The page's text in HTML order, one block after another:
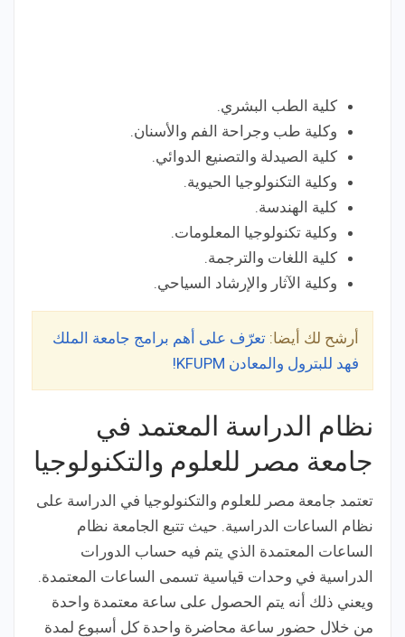
كلية الطب البشري.
وكلية طب وجراحة الفم والأسنان.
كلية الصيدلة والتصنيع الدوائي.
وكلية التكنولوجيا الحيوية.
كلية الهندسة.
وكلية تكنولوجيا المعلومات.
كلية اللغات والترجمة.
وكلية الآثار والإرشاد السياحي.
أرشح لك أيضا: تعرّف على أهم برامج جامعة الملك
فهد للبترول والمعادن KFUPM!
نظام الدراسة المعتمد في
جامعة مصر للعلوم والتكنولوجيا
تعتمد جامعة مصر للعلوم والتكنولوجيا في الدراسة على
نظام الساعات الدراسية. حيث تتبع الجامعة نظام
الساعات المعتمدة الذي يتم فيه حساب الدورات
الدراسية في وحدات قياسية تسمى الساعات المعتمدة.
ويعني ذلك أنه يتم الحصول على ساعة معتمدة واحدة
من خلال حضور ساعة محاضرة واحدة كل أسبوع لمدة